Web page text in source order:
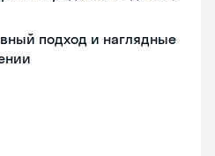
подход и наглядные